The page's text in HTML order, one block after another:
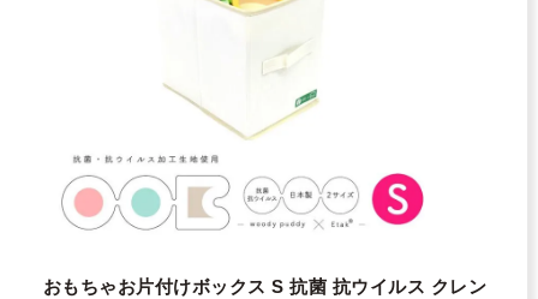
おもちゃお片付けボックス S 抗菌 抗ウイルス クレン